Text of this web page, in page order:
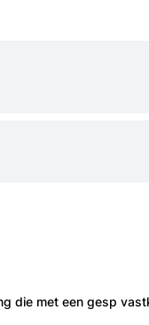
die met een gesp